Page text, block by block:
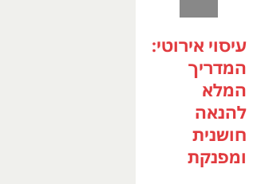
עיסוי אירוטי:
המדריך
המלא
להנאה
חושנית
ומפנקת